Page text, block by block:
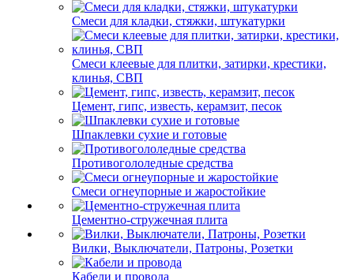
Смеси для кладки, стяжки, штукатурки
Смеси клеевые для плитки, затирки, крестики,
клинья, СВП
Цемент, гипс, известь, керамзит, песок
Шпаклевки сухие и готовые
Противогололедные средства
Смеси огнеупорные и жаростойкие
Цементно-стружечная плита
Вилки, Выключатели, Патроны, Розетки
Кабели и провода